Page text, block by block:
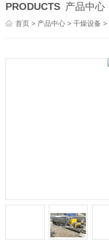
PRODUCTS 产品中心
首页 > 产品中心 >干燥设备 >